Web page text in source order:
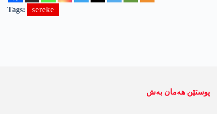
Tags: sereke
پوستێن ھەمان بەش